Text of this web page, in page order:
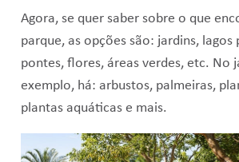
Agora, se quer saber sobre o que
parque, as opções são: jardins, lagos
pontes, flores, áreas verdes, etc. No
exemplo, há: arbustos, palmeiras,
plantas aquáticas e mais.